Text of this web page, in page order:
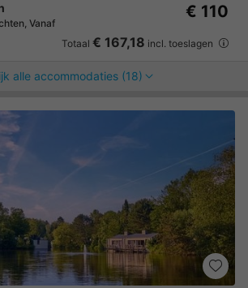
Vanaf
€ 110
Totaal € 167,18 incl. toeslagen
alle accommodaties (18)